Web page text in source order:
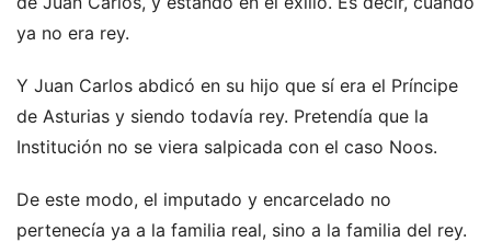
ya no era rey.
Y Juan Carlos abdicó en su hijo que sí era el Príncipe
de Asturias y siendo todavía rey. Pretendía que la
Institución no se viera salpicada con el caso Noos.
De este modo, el imputado y encarcelado no
pertenecía ya a la familia real, sino a la familia del rey.